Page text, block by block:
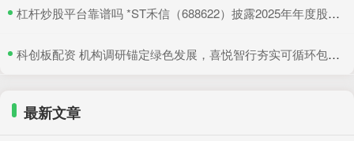
​杠杆炒股平台靠谱吗 *ST禾信（688622）披露2025年年度股东会决议公告，5月22日股价上涨3.33%
​科创板配资 机构调研锚定绿色发展，喜悦智行夯实可循环包装行业优势
最新文章